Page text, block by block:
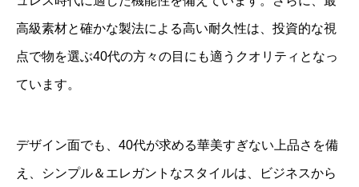
高級素材と確かな製法による高い耐久性は、投資的な視
点で物を選ぶ40代の方々の目にも適うクオリティとなっ
ています。
デザイン面でも、40代が求める華美すぎない上品さを備
え、シンプル＆エレガントなスタイルは、ビジネスから